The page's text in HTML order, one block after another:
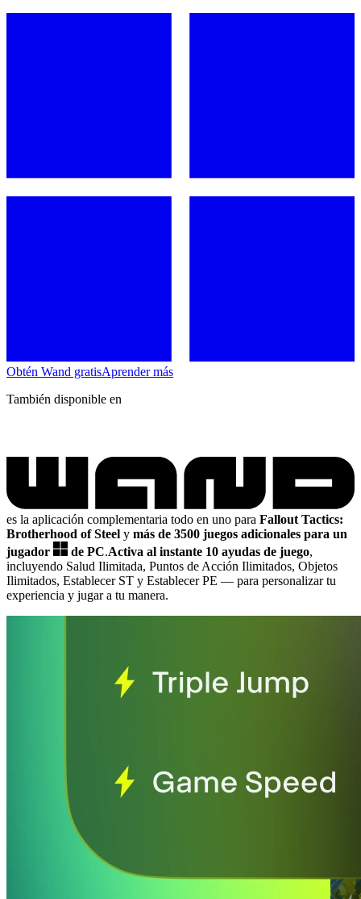
Obtén Wand gratisAprender más
También disponible en
es la aplicación complementaria todo en uno para Fallout Tactics:
Brotherhood of Steel y más de 3500 juegos adicionales para un
jugador
de PC.Activa al instante 10 ayudas de juego,
incluyendo Salud Ilimitada, Puntos de Acción Ilimitados, Objetos
Ilimitados, Establecer ST y Establecer PE — para personalizar tu
experiencia y jugar a tu manera.